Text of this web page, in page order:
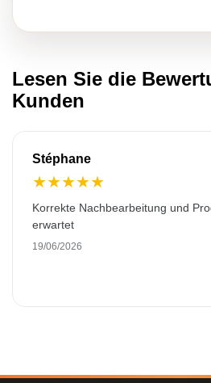
Lesen Sie die
Kunden
Stéphane
★★★★★
Korrekte Nachbearbeitung und
erwartet
19/06/2026